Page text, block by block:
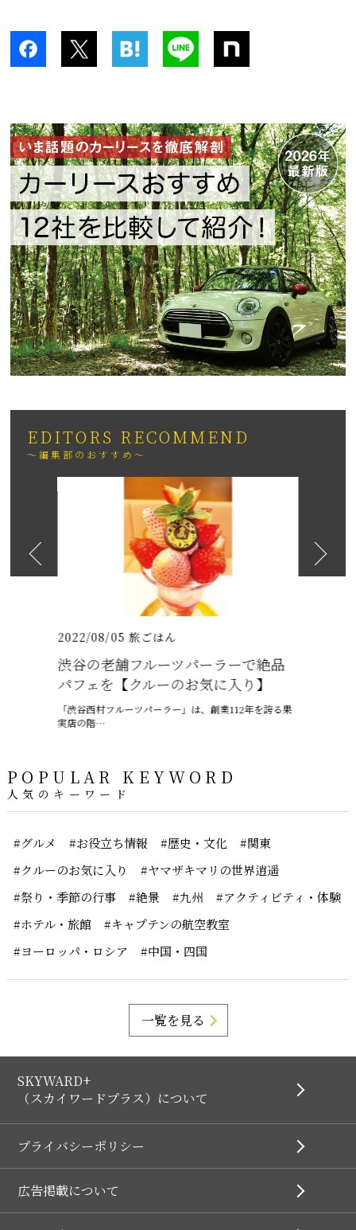
EDITORS RECOMMEND
～編集部のおすすめ～
2026
紹介
2022/08/05 旅ごはん
渋谷の老舗フルーツパーラーで絶品
パフェを【クルーのお気に入り】
「渋谷西村フルーツパーラー」は、創業112年を誇る果
実店の階…
POPULAR KEYWORD
人気のキーワード
#グルメ #お役立ち情報 #歴史・文化
#関東
#クルーのお気に入り
#ヤマザキマリの世界逍遥
#祭り・季節の行事
#絶景 #九州
#アクティビティ・体験
#ホテル・旅館
#キャプテンの航空教室
#ヨーロッパ・ロシア
#中国・四国
一覧を見る
SKYWARD+
（スカイワードプラス）について
プライバシーポリシー
広告掲載について